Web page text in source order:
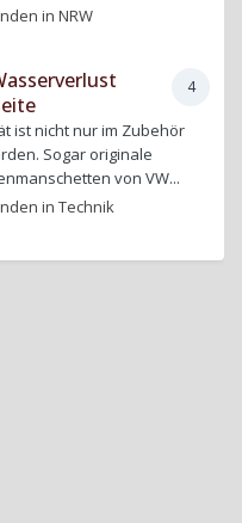
inNRW
4
ist nicht nur im Zubehör
Sogar originale
von VW...
inTechnik